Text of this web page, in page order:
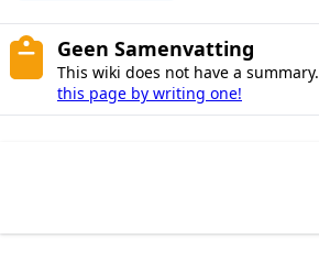
Geen Samenvatting
This wiki does not have a summary.
this page by writing one!